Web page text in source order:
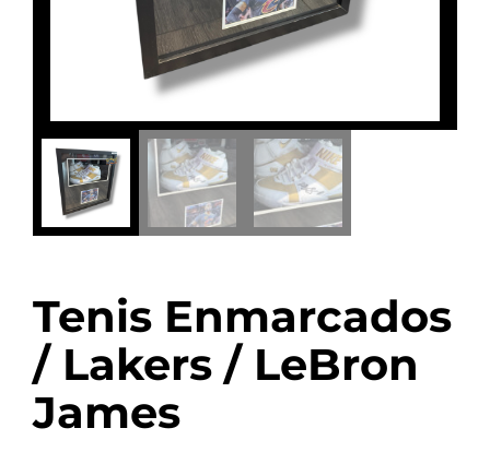
Tenis Enmarcados
/ Lakers / LeBron
James